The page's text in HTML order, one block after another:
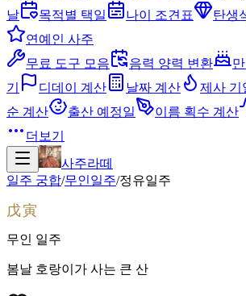
날
목적별 택일 나이 조견표 탄생
연예인 사주
무료 도구 모음
음력 양력 변환
기
디데이 계산 날짜 계산 제사 기
순 계산
출산 예정일 이름 획수 계산
더보기
사주라떼
일주 궁합/무인일주/정유일주
戊寅
무인 일주
봄날 호랑이가 사는 큰 산